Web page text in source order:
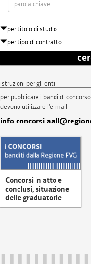
per titolo di studio
per tipo di contratto
istruzioni per gli enti
per pubblicare i bandi di
devono utilizzare l'e-mail
Concorsi in atto e
conclusi, situazione
delle graduatorie